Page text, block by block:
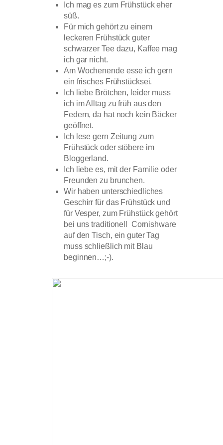
Ich mag es zum Frühstück eher
süß.
Für mich gehört zu einem
leckeren Frühstück guter
schwarzer Tee dazu, Kaffee mag
ich gar nicht.
Am Wochenende esse ich gern
ein frisches Frühstücksei.
Ich liebe Brötchen, leider muss
ich im Alltag zu früh aus den
Federn, da hat noch kein Bäcker
geöffnet.
Ich lese gern Zeitung zum
Frühstück oder stöbere im
Bloggerland.
Ich liebe es, mit der Familie oder
Freunden zu brunchen.
Wir haben unterschiedliches
Geschirr für das Frühstück und
für Vesper, zum Frühstück gehört
bei uns traditionell Cornishware
auf den Tisch, ein guter Tag
muss schließlich mit Blau
beginnen…;-).